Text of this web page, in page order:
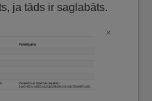
ja tāds ir saglabāts.